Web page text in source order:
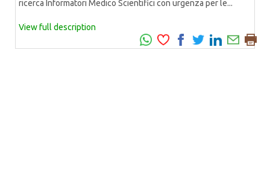
ricerca Informatori Medico Scientifici con urgenza per le...
View full description